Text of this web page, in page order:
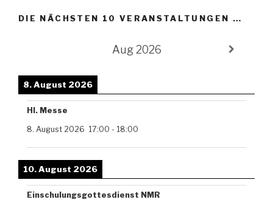
DIE NÄCHSTEN 10 VERANSTALTUNGEN …
Aug 2026
8. August 2026
Hl. Messe
8. August 2026 17:00 - 18:00
10. August 2026
Einschulungsgottesdienst NMR